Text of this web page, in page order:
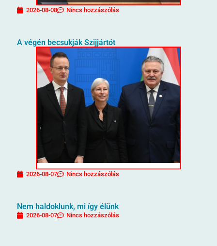
2026-08-08 Nincs hozzászólás
A végén becsukják Szijjártót
2026-08-07 Nincs hozzászólás
Nem haldoklunk, mi így élünk
2026-08-07 Nincs hozzászólás